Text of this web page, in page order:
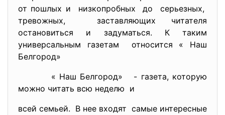
от пошлых и низкопробных до серьезных,
тревожных, заставляющих читателя
остановиться и задуматься. К таким
универсальным газетам относится « Наш
Белгород»
« Наш Белгород» - газета, которую
можно читать всю неделю и
всей семьей. В нее входят самые интересные